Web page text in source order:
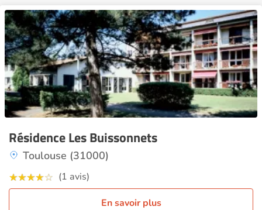
Résidence Les Buissonnets
Toulouse (31000)
(1 avis)
En savoir plus